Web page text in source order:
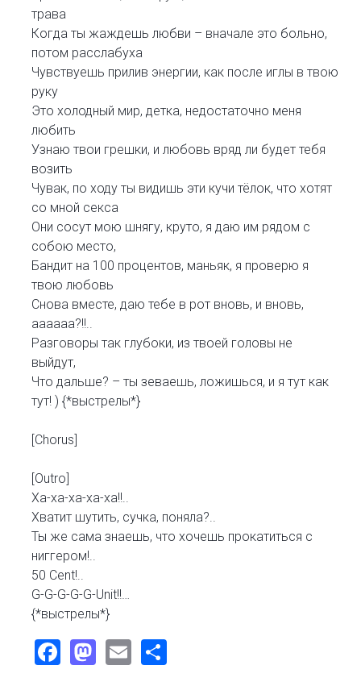
трава
Когда ты жаждешь любви – вначале это больно,
потом расслабуха
Чувствуешь прилив энергии, как после иглы в твою
руку
Это холодный мир, детка, недостаточно меня
любить
Узнаю твои грешки, и любовь вряд ли будет тебя
возить
Чувак, по ходу ты видишь эти кучи тёлок, что хотят
со мной секса
Они сосут мою шнягу, круто, я даю им рядом с
собою место,
Бандит на 100 процентов, маньяк, я проверю я
твою любовь
Снова вместе, даю тебе в рот вновь, и вновь,
аааааа?!!..
Разговоры так глубоки, из твоей головы не
выйдут,
Что дальше? – ты зеваешь, ложишься, и я тут как
тут! ) {*выстрелы*}
[Chorus]
[Outro]
Ха-ха-ха-ха-ха!!..
Хватит шутить, сучка, поняла?..
Ты же сама знаешь, что хочешь прокатиться с
ниггером!..
50 Cent!..
G-G-G-G-G-Unit!!…
{*выстрелы*}
Facebook
Mastodon
Email